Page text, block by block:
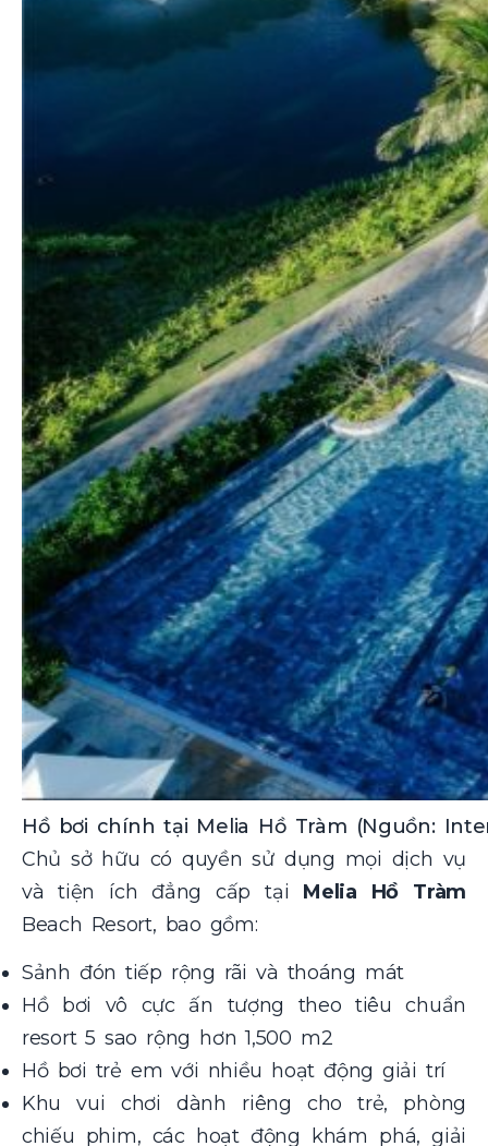
Hồ bơi chính tại Melia Hồ Tràm (Nguồn:
Chủ sở hữu có quyền sử dụng mọi dịch vụ
và tiện ích đẳng cấp tại Melia Hồ Tràm
Beach Resort, bao gồm:
Sảnh đón tiếp rộng rãi và thoáng mát
Hồ bơi vô cực ấn tượng theo tiêu chuẩn
resort 5 sao rộng hơn 1,500 m2
Hồ bơi trẻ em với nhiều hoạt động giải trí
Khu vui chơi dành riêng cho trẻ, phòng
chiếu phim, các hoạt động khám phá, giải